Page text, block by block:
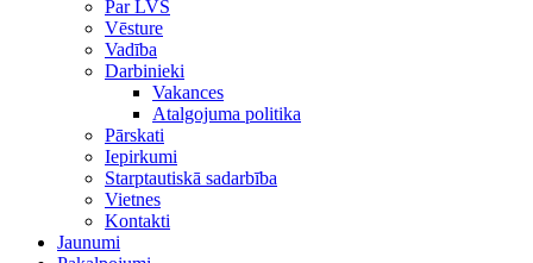
Par LVS
Vēsture
Vadība
Darbinieki
Vakances
Atalgojuma politika
Pārskati
Iepirkumi
Starptautiskā sadarbība
Vietnes
Kontakti
Jaunumi